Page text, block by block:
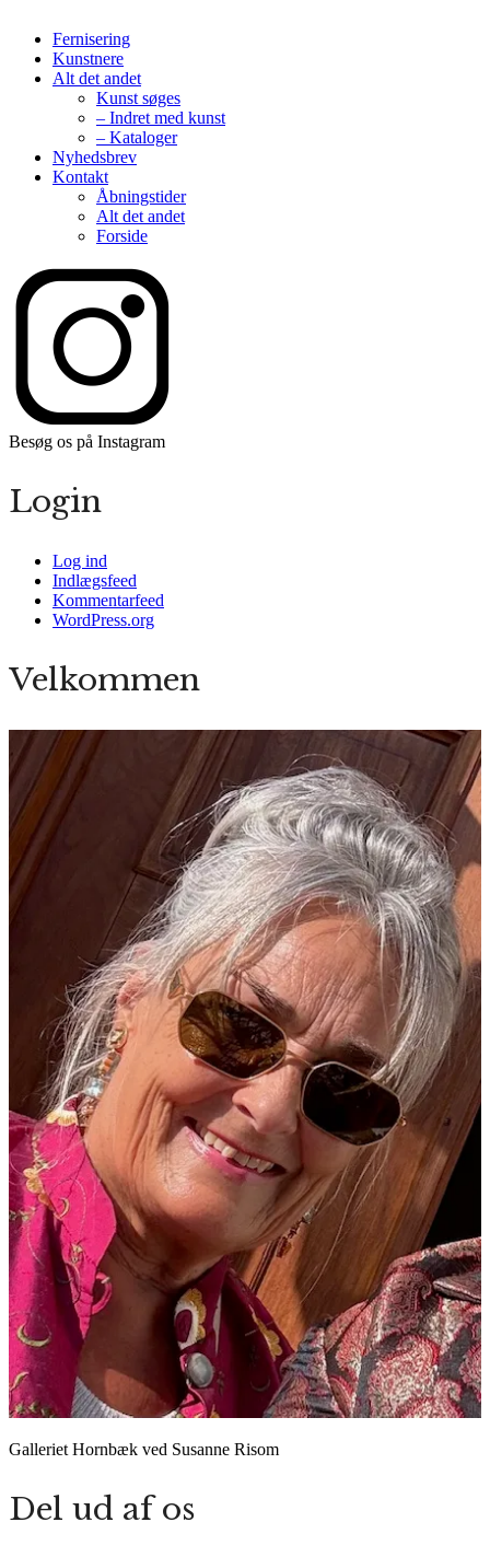
Fernisering
Kunstnere
Alt det andet
Kunst søges
– Indret med kunst
– Kataloger
Nyhedsbrev
Kontakt
Åbningstider
Alt det andet
Forside
Besøg os på Instagram
Login
Log ind
Indlægsfeed
Kommentarfeed
WordPress.org
Velkommen
Galleriet Hornbæk ved Susanne Risom
Del ud af os